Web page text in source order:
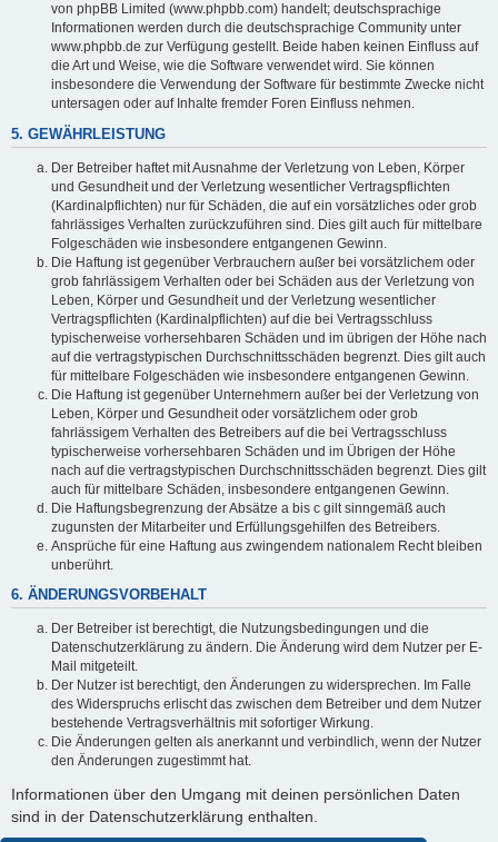
von phpBB Limited (www.phpbb.com) handelt; deutschsprachige
Informationen werden durch die deutschsprachige Community unter
www.phpbb.de zur Verfügung gestellt. Beide haben keinen Einfluss auf
die Art und Weise, wie die Software verwendet wird. Sie können
insbesondere die Verwendung der Software für bestimmte Zwecke nicht
untersagen oder auf Inhalte fremder Foren Einfluss nehmen.
5. GEWÄHRLEISTUNG
Der Betreiber haftet mit Ausnahme der Verletzung von Leben, Körper
und Gesundheit und der Verletzung wesentlicher Vertragspflichten
(Kardinalpflichten) nur für Schäden, die auf ein vorsätzliches oder grob
fahrlässiges Verhalten zurückzuführen sind. Dies gilt auch für mittelbare
Folgeschäden wie insbesondere entgangenen Gewinn.
Die Haftung ist gegenüber Verbrauchern außer bei vorsätzlichem oder
grob fahrlässigem Verhalten oder bei Schäden aus der Verletzung von
Leben, Körper und Gesundheit und der Verletzung wesentlicher
Vertragspflichten (Kardinalpflichten) auf die bei Vertragsschluss
typischerweise vorhersehbaren Schäden und im übrigen der Höhe nach
auf die vertragstypischen Durchschnittsschäden begrenzt. Dies gilt auch
für mittelbare Folgeschäden wie insbesondere entgangenen Gewinn.
Die Haftung ist gegenüber Unternehmern außer bei der Verletzung von
Leben, Körper und Gesundheit oder vorsätzlichem oder grob
fahrlässigem Verhalten des Betreibers auf die bei Vertragsschluss
typischerweise vorhersehbaren Schäden und im Übrigen der Höhe
nach auf die vertragstypischen Durchschnittsschäden begrenzt. Dies gilt
auch für mittelbare Schäden, insbesondere entgangenen Gewinn.
Die Haftungsbegrenzung der Absätze a bis c gilt sinngemäß auch
zugunsten der Mitarbeiter und Erfüllungsgehilfen des Betreibers.
Ansprüche für eine Haftung aus zwingendem nationalem Recht bleiben
unberührt.
6. ÄNDERUNGSVORBEHALT
Der Betreiber ist berechtigt, die Nutzungsbedingungen und die
Datenschutzerklärung zu ändern. Die Änderung wird dem Nutzer per E-
Mail mitgeteilt.
Der Nutzer ist berechtigt, den Änderungen zu widersprechen. Im Falle
des Widerspruchs erlischt das zwischen dem Betreiber und dem Nutzer
bestehende Vertragsverhältnis mit sofortiger Wirkung.
Die Änderungen gelten als anerkannt und verbindlich, wenn der Nutzer
den Änderungen zugestimmt hat.
Informationen über den Umgang mit deinen persönlichen Daten
sind in der Datenschutzerklärung enthalten.